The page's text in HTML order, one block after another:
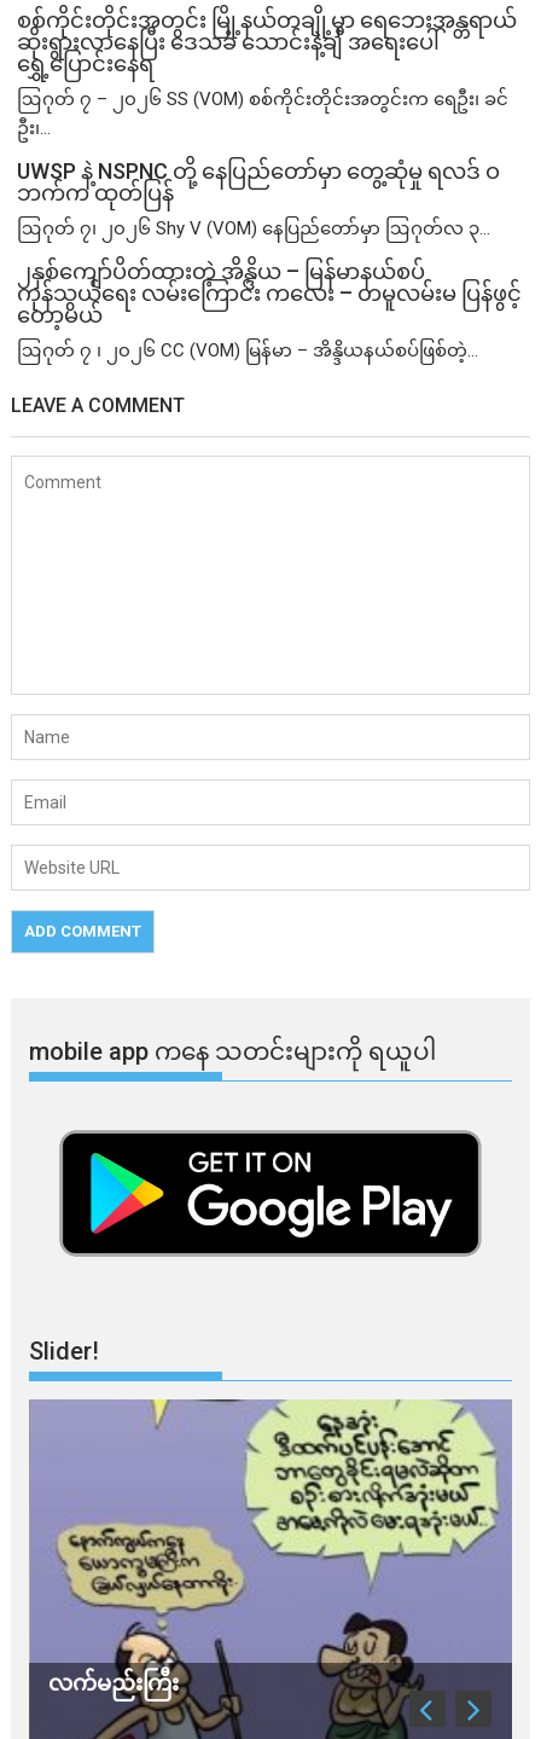
စစ်ကိုင်းတိုင်းအတွင်း မြို့နယ်တချို့မှာ ရေဘေးအန္တရာယ်
ဆိုးရွားလာနေပြီး ဒေသခံ သောင်းနဲ့ချီ အရေးပေါ်
ရွှေ့ပြောင်းနေရ
ဩဂုတ် ၇ – ၂၀၂၆ SS (VOM) စစ်ကိုင်းတိုင်းအတွင်းက ရေဦး၊ ခင်
ဦး၊...
UWSP နဲ့ NSPNC တို့ နေပြည်တော်မှာ တွေ့ဆုံမှု ရလဒ် ဝ
ဘက်က ထုတ်ပြန်
ဩဂုတ် ၇၊ ၂၀၂၆ Shy V (VOM) နေပြည်တော်မှာ ဩဂုတ်လ ၃...
၂နှစ်​ကျော်ပိတ်ထားတဲ့ အိန္ဒိယ – မြန်မာနယ်စပ်
ကုန်သွယ်ရေး လမ်းကြောင်း ကလေး – တမူလမ်းမ ပြန်ဖွင့်
တော့မယ်
ဩဂုတ် ၇ ၊ ၂၀၂၆ CC (VOM) မြန်မာ – အိန္ဒိယနယ်စပ်ဖြစ်တဲ့...
LEAVE A COMMENT
mobile app ​​ကနေ ​​သတင်းများကို ရယူပါ
Slider!
လက်မည်းကြီး